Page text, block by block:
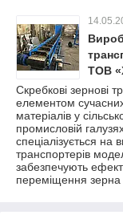
ТОВ
Скребкові зернові
елементом
матеріалів у
промисловій
спеціалізується на
транспортерів
забезпечують
переміщення зерна